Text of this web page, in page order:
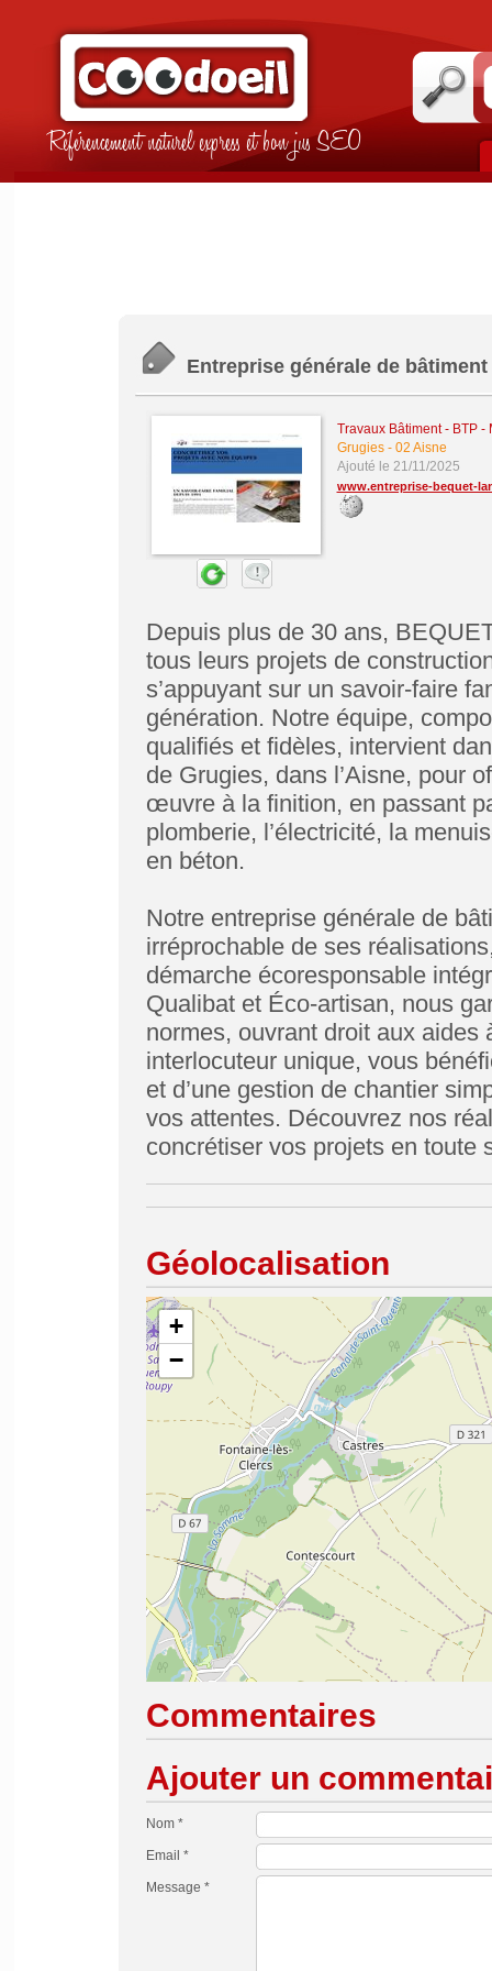
Référencement naturel express et bon jus SEO
Entreprise générale de
Travaux Bâtiment - BTP
Grugies- 02 Aisne
Ajouté le 21/11/2025
www.entreprise-bequet-
Depuis plus de 30 ans,
tous leurs projets de
s’appuyant sur un savoir-faire
génération. Notre équipe,
qualifiés et fidèles, intervient
de Grugies, dans l’Aisne, pour
œuvre à la finition, en passant
plomberie, l’électricité, la
en béton.
Notre entreprise générale de
irréprochable de ses
démarche écoresponsable
Qualibat et Éco-artisan, nous
normes, ouvrant droit aux aides
interlocuteur unique, vous
et d’une gestion de chantier
vos attentes. Découvrez nos
concrétiser vos projets en toute
Géolocalisation
+
−
Commentaires
Ajouter un
Nom *
Email *
Message *